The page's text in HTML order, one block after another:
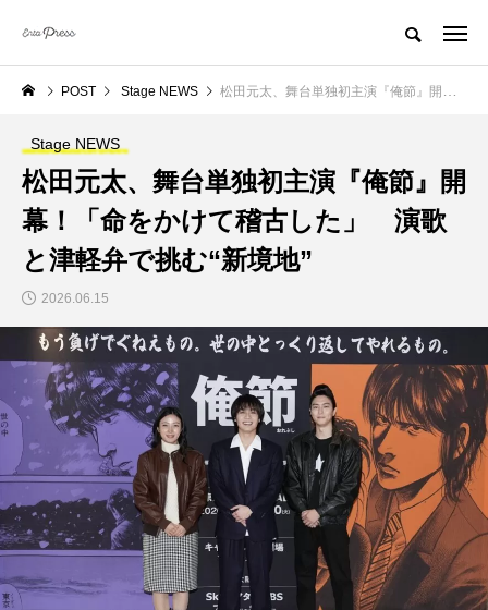
POST Stage NEWS 松田元太、舞台単独初主演『俺節』開幕！「命をかけて稽古した」 演歌と津軽弁で挑む“新境地”
Stage NEWS
松田元太、舞台単独初主演『俺節』開
幕！「命をかけて稽古した」 演歌
と津軽弁で挑む“新境地”
2026.06.15